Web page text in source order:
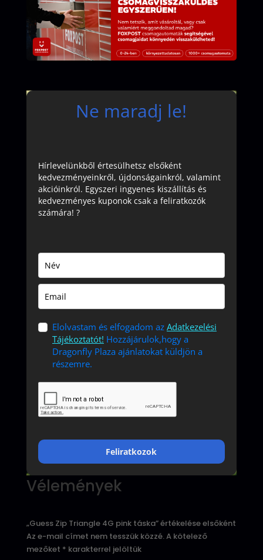
Ne maradj le!
Hírlevelünkből értesülhetsz elsőként
kedvezményeinkről, újdonságainkról, valamint
akcióinkról. Egyszeri ingyenes kiszállítás és
kedvezményes kuponok csak a feliratkozók
számára! ?
Elolvastam és elfogadom az Adatkezelési
Tájékoztatót! Hozzájárulok,hogy a
Dragonfly Plaza ajánlatokat küldjön a
részemre.
Feliratkozok
Vélemények
„Guess Zip Triangle 4G pink táska” értékelése elsőként
Az e-mail címet nem tesszük közzé.A kötelező
mezőket * karakterrel jelöltük